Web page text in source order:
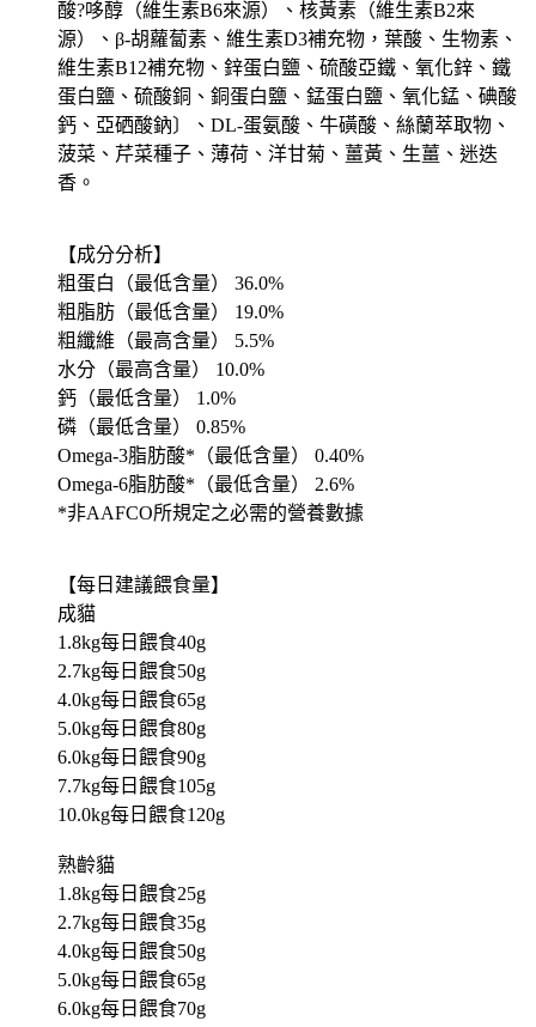
酸?哆醇（維生素B6來源）、核黃素（維生素B2來
源）、β-胡蘿蔔素、維生素D3補充物，葉酸、生物素、
維生素B12補充物、鋅蛋白鹽、硫酸亞鐵、氧化鋅、鐵
蛋白鹽、硫酸銅、銅蛋白鹽、錳蛋白鹽、氧化錳、碘酸
鈣、亞硒酸鈉〕、DL-蛋氨酸、牛磺酸、絲蘭萃取物、
菠菜、芹菜種子、薄荷、洋甘菊、薑黃、生薑、迷迭
香。
【成分分析】
粗蛋白（最低含量） 36.0%
粗脂肪（最低含量） 19.0%
粗纖維（最高含量） 5.5%
水分（最高含量） 10.0%
鈣（最低含量） 1.0%
磷（最低含量） 0.85%
Omega-3脂肪酸*（最低含量） 0.40%
Omega-6脂肪酸*（最低含量） 2.6%
*非AAFCO所規定之必需的營養數據
【每日建議餵食量】
成貓
1.8kg每日餵食40g
2.7kg每日餵食50g
4.0kg每日餵食65g
5.0kg每日餵食80g
6.0kg每日餵食90g
7.7kg每日餵食105g
10.0kg每日餵食120g
熟齡貓
1.8kg每日餵食25g
2.7kg每日餵食35g
4.0kg每日餵食50g
5.0kg每日餵食65g
6.0kg每日餵食70g